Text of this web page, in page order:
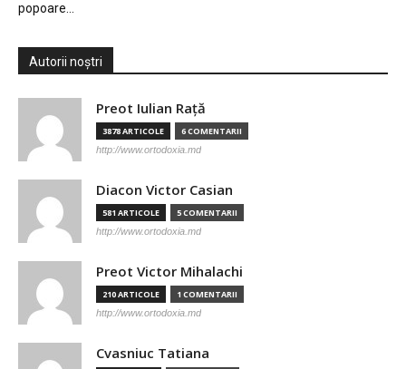
popoare…
Autorii noștri
Preot Iulian Raţă
3878 ARTICOLE 6 COMENTARII
http://www.ortodoxia.md
Diacon Victor Casian
581 ARTICOLE 5 COMENTARII
http://www.ortodoxia.md
Preot Victor Mihalachi
210 ARTICOLE 1 COMENTARII
http://www.ortodoxia.md
Cvasniuc Tatiana